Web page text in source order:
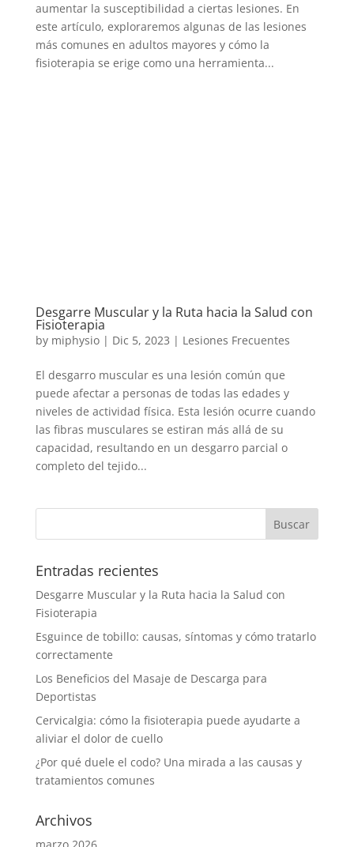
aumentar la susceptibilidad a ciertas lesiones. En
este artículo, exploraremos algunas de las lesiones
más comunes en adultos mayores y cómo la
fisioterapia se erige como una herramienta...
Desgarre Muscular y la Ruta hacia la Salud con
Fisioterapia
by miphysio| Dic 5, 2023 | Lesiones Frecuentes
El desgarro muscular es una lesión común que
puede afectar a personas de todas las edades y
niveles de actividad física. Esta lesión ocurre cuando
las fibras musculares se estiran más allá de su
capacidad, resultando en un desgarro parcial o
completo del tejido...
Entradas recientes
Desgarre Muscular y la Ruta hacia la Salud con
Fisioterapia
Esguince de tobillo: causas, síntomas y cómo tratarlo
correctamente
Los Beneficios del Masaje de Descarga para
Deportistas
Cervicalgia: cómo la fisioterapia puede ayudarte a
aliviar el dolor de cuello
¿Por qué duele el codo? Una mirada a las causas y
tratamientos comunes
Archivos